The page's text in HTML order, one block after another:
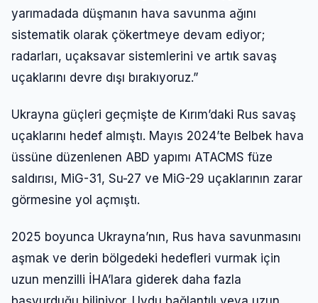
yarımadada düşmanın hava savunma ağını
sistematik olarak çökertmeye devam ediyor;
radarları, uçaksavar sistemlerini ve artık savaş
uçaklarını devre dışı bırakıyoruz.”
Ukrayna güçleri geçmişte de Kırım’daki Rus savaş
uçaklarını hedef almıştı. Mayıs 2024’te Belbek hava
üssüne düzenlenen ABD yapımı ATACMS füze
saldırısı, MiG-31, Su-27 ve MiG-29 uçaklarının zarar
görmesine yol açmıştı.
2025 boyunca Ukrayna’nın, Rus hava savunmasını
aşmak ve derin bölgedeki hedefleri vurmak için
uzun menzilli İHA’lara giderek daha fazla